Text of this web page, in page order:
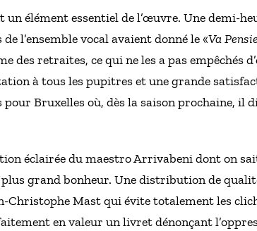
élément essentiel de l’œuvre. Une demi-
l’ensemble vocal avaient donné le «Va
des retraites, ce qui ne les a pas empêchés
à tous les pupitres et une grande
Bruxelles où, dès la saison prochaine, il
éclairée du maestro Arrivabeni dont on
grand bonheur. Une distribution de
Christophe Mast qui évite totalement les
en valeur un livret dénonçant